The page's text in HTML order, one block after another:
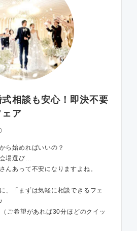
相談も安心！即決不要
ェア
ら始めればいいの？
場選び…
んあって不安になりますよね。
、「まずは気軽に相談できるフェ
ご希望があれば30分ほどのクイッ